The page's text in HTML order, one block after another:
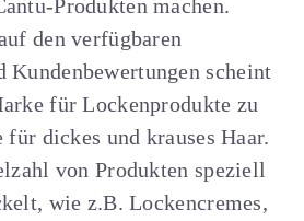
Produkten machen.
den verfügbaren
scheint
für Lockenprodukte zu
für dickes und krauses Haar.
von Produkten speziell
wie z.B. Lockencremes,